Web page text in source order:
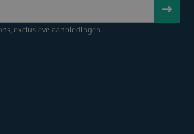
exclusieve aanbiedingen.